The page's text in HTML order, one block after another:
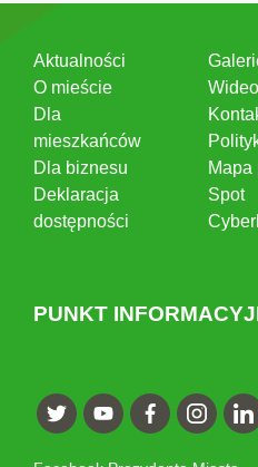
Aktualności
O mieście
Dla
mieszkańców
Dla biznesu
Deklaracja
dostępności
Wideo
Mapa
Spot
PUNKT